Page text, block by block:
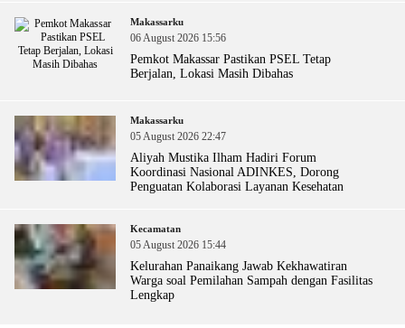
Makassarku
06 August 2026 15:56
Pemkot Makassar Pastikan PSEL Tetap
Berjalan, Lokasi Masih Dibahas
Makassarku
05 August 2026 22:47
Aliyah Mustika Ilham Hadiri Forum
Koordinasi Nasional ADINKES, Dorong
Penguatan Kolaborasi Layanan Kesehatan
Kecamatan
05 August 2026 15:44
Kelurahan Panaikang Jawab Kekhawatiran
Warga soal Pemilahan Sampah dengan Fasilitas
Lengkap